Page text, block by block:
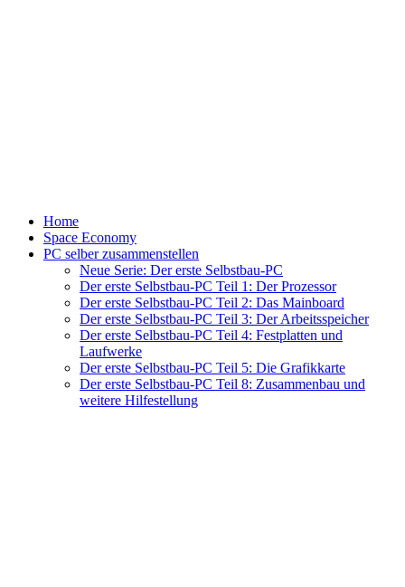
Home
Space Economy
PC selber zusammenstellen
Neue Serie: Der erste Selbstbau-PC
Der erste Selbstbau-PC Teil 1: Der Prozessor
Der erste Selbstbau-PC Teil 2: Das Mainboard
Der erste Selbstbau-PC Teil 3: Der Arbeitsspeicher
Der erste Selbstbau-PC Teil 4: Festplatten und
Laufwerke
Der erste Selbstbau-PC Teil 5: Die Grafikkarte
Der erste Selbstbau-PC Teil 8: Zusammenbau und
weitere Hilfestellung